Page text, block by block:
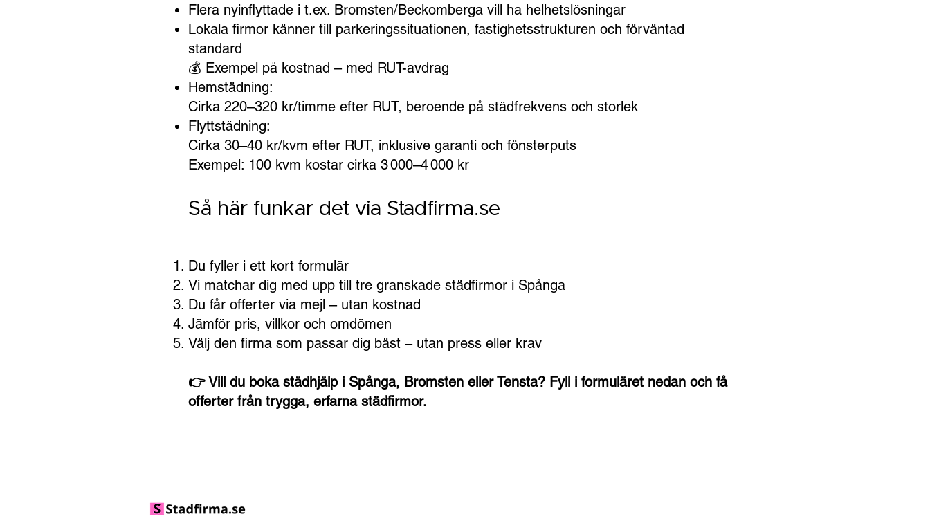
Flera nyinflyttade i t.ex. Bromsten/Beckomberga vill ha helhetslösningar
Lokala firmor känner till parkeringssituationen, fastighetsstrukturen och förväntad
standard
💰 Exempel på kostnad – med RUT-avdrag
Hemstädning:
Cirka 220–320 kr/timme efter RUT, beroende på städfrekvens och storlek
Flyttstädning:
Cirka 30–40 kr/kvm efter RUT, inklusive garanti och fönsterputs
Exempel: 100 kvm kostar cirka 3 000–4 000 kr
Så här funkar det via Stadfirma.se
Du fyller i ett kort formulär
Vi matchar dig med upp till tre granskade städfirmor i Spånga
Du får offerter via mejl – utan kostnad
Jämför pris, villkor och omdömen
Välj den firma som passar dig bäst – utan press eller krav
👉 Vill du boka städhjälp i Spånga, Bromsten eller Tensta? Fyll i formuläret nedan och få
offerter från trygga, erfarna städfirmor.